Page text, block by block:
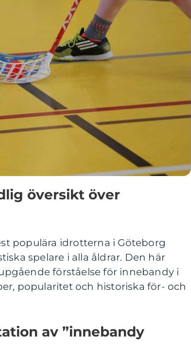
översikt över
populära idrotterna i Göteborg
spelare i alla åldrar. Den här
förståelse för innebandy i
popularitet och historiska för- och
av ”innebandy